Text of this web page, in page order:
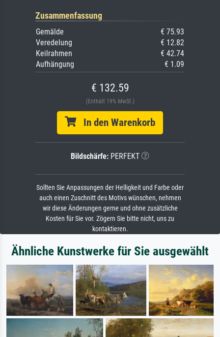
Zusammenfassung
Gemälde
€ 75.93
Veredelung
€ 12.82
Keilrahmen
€ 42.74
Aufhängung
€ 1.09
€ 132.59
(Enthält 19% MwSt.)
In den Warenkorb
Bildschärfe: PERFEKT
Sollten Sie Anpassungen der Helligkeit und Farbe oder
auch einen Zuschnitt des Motivs wünschen, nehmen
wir diese Änderungen gerne und ohne zusätzliche
Kosten für Sie vor. Zögern Sie bitte nicht, uns zu
kontaktieren.
Ähnliche Kunstwerke für Sie ausgewählt